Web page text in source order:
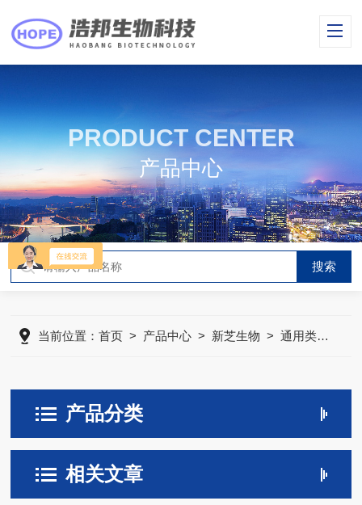
PRODUCT CENTER
产品中心
当前位置：首页 > 产品中心 > 新芝生物 >通用类仪器
产品分类
相关文章